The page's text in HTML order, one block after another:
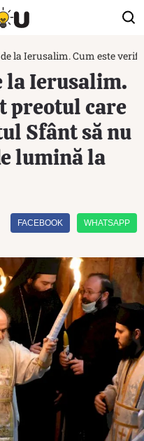
la Ierusalim. Cum este
la Ierusalim.
preotul care
Sfânt să nu
lumină la
FACEBOOK WHATSAPP